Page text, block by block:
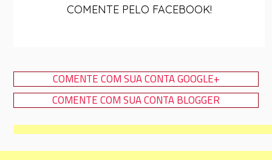
COMENTE PELO FACEBOOK!
COMENTE COM SUA CONTA GOOGLE+
COMENTE COM SUA CONTA BLOGGER